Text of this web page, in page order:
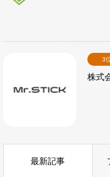
3
株式
最新記事